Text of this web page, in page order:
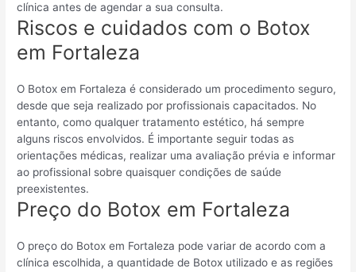
clínica antes de agendar a sua consulta.
Riscos e cuidados com o Botox
em Fortaleza
O Botox em Fortaleza é considerado um procedimento seguro,
desde que seja realizado por profissionais capacitados. No
entanto, como qualquer tratamento estético, há sempre
alguns riscos envolvidos. É importante seguir todas as
orientações médicas, realizar uma avaliação prévia e informar
ao profissional sobre quaisquer condições de saúde
preexistentes.
Preço do Botox em Fortaleza
O preço do Botox em Fortaleza pode variar de acordo com a
clínica escolhida, a quantidade de Botox utilizado e as regiões